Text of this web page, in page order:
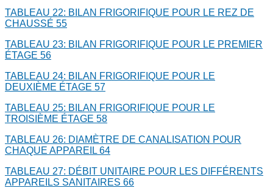
TABLEAU 22: BILAN FRIGORIFIQUE POUR LE REZ DE
CHAUSSÉ 55
TABLEAU 23: BILAN FRIGORIFIQUE POUR LE PREMIER
ÉTAGE 56
TABLEAU 24: BILAN FRIGORIFIQUE POUR LE
DEUXIÈME ÉTAGE 57
TABLEAU 25: BILAN FRIGORIFIQUE POUR LE
TROISIÈME ÉTAGE 58
TABLEAU 26: DIAMÈTRE DE CANALISATION POUR
CHAQUE APPAREIL 64
TABLEAU 27: DÉBIT UNITAIRE POUR LES DIFFÉRENTS
APPAREILS SANITAIRES 66